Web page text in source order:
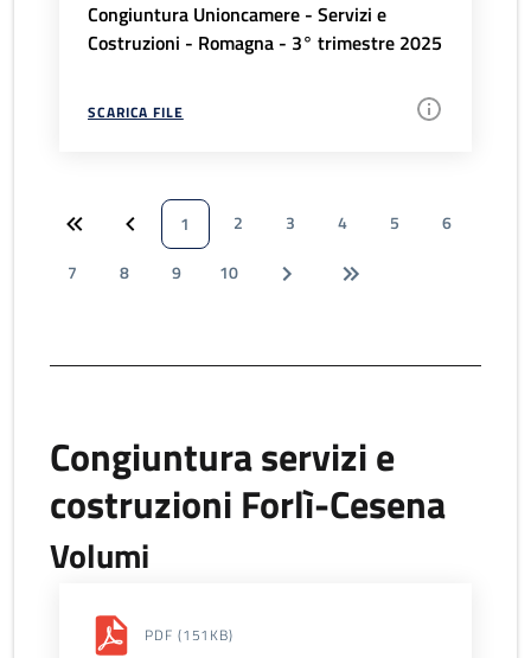
Congiuntura Unioncamere - Servizi e
Costruzioni - Romagna - 3° trimestre 2025
SCARICA FILE
1 2 3 4 5
6
7
8 9 10
Congiuntura servizi e
costruzioni Forlì-Cesena
Volumi
PDF (151KB)